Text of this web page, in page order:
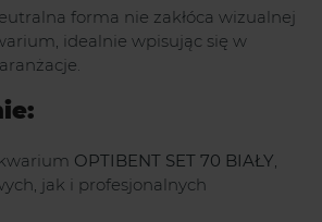
forma nie zakłóca wizualnej
idealnie wpisując się w
OPTIBENT SET 70 BIAŁY,
jak i profesjonalnych